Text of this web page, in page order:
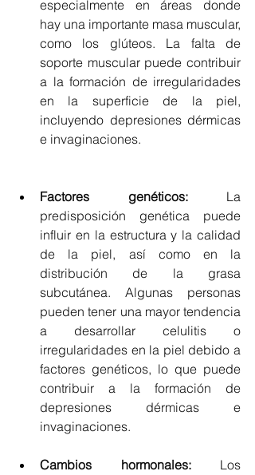
especialmente en áreas donde
hay una importante masa muscular,
como los glúteos. La falta de
soporte muscular puede contribuir
a la formación de irregularidades
en la superficie de la piel,
incluyendo depresiones dérmicas
e invaginaciones.
Factores genéticos: La
predisposición genética puede
influir en la estructura y la calidad
de la piel, así como en la
distribución de la grasa
subcutánea. Algunas personas
pueden tener una mayor tendencia
a desarrollar celulitis o
irregularidades en la piel debido a
factores genéticos, lo que puede
contribuir a la formación de
depresiones dérmicas e
invaginaciones.
Cambios hormonales: Los